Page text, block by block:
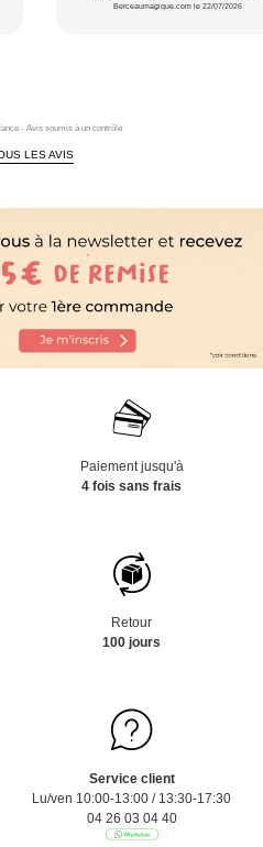
Berceaumagique.com le 22/07/2026
- Avis soumis à un contrôle
LES AVIS
Paiement jusqu'à
4 fois sans frais
Retour
100 jours
Service client
Lu/ven 10:00-13:00 / 13:30-17:30
04 26 03 04 40